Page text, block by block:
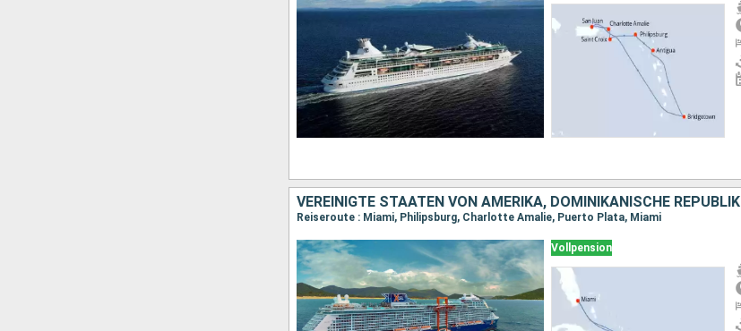
VEREINIGTE STAATEN VON AMERIKA, DOMINIKANISCHE REPUBLIK
Reiseroute : Miami, Philipsburg, Charlotte Amalie, Puerto Plata, Miami
Vollpension